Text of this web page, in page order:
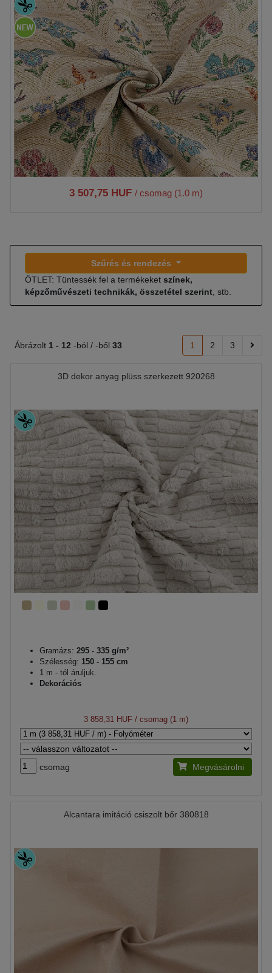
3 507,75 HUF / csomag (1.0 m)
Szűrés és rendezés
ÖTLET: Tüntessék fel a termékeket színek,
képzőművészeti technikák, összetétel szerint , stb.
Ábrázolt 1 - 12 -ból / -ből 33 1 2 3
3D dekor anyag plüss szerkezett 920268
Gramázs: 295 - 335 g/m²
Szélesség: 150 - 155 cm
1 m - tól áruljuk.
Dekorációs
3 858,31 HUF / csomag (1 m)
csomag Megvásárolni
Alcantara imitáció csiszolt bőr 380818